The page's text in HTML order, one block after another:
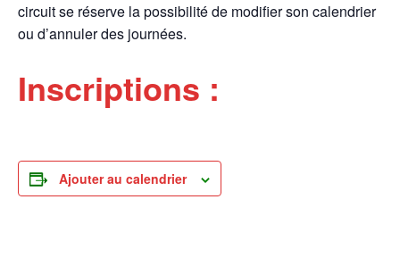
circuit se réserve la possibilité de modifier son calendrier
ou d’annuler des journées.
Inscriptions :
Ajouter au calendrier